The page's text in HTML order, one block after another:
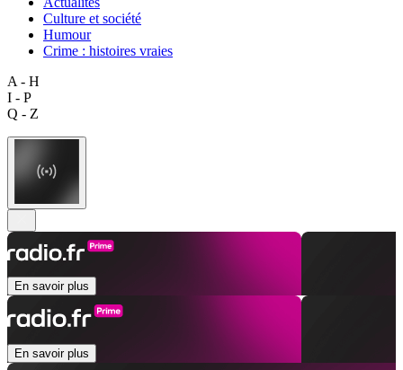
Culture et société
Humour
Crime : histoires vraies
A - H
I - P
Q - Z
En savoir plus
En savoir plus